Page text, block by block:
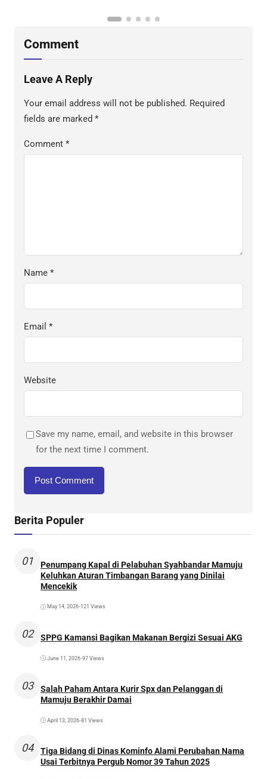
Comment
Leave A Reply
Your email address will not be published. Required
fields are marked *
Comment *
Name *
Email *
Website
Save my name, email, and website in this browser
for the next time I comment.
Berita Populer
01
Penumpang Kapal di Pelabuhan Syahbandar Mamuju
Keluhkan Aturan Timbangan Barang yang Dinilai
Mencekik
May 14, 2026•121 Views
02 SPPG Kamansi Bagikan Makanan Bergizi Sesuai AKG
June 11, 2026•97 Views
03
Salah Paham Antara Kurir Spx dan Pelanggan di
Mamuju Berakhir Damai
April 13, 2026•81 Views
04
Tiga Bidang di Dinas Kominfo Alami Perubahan Nama
Usai Terbitnya Pergub Nomor 39 Tahun 2025